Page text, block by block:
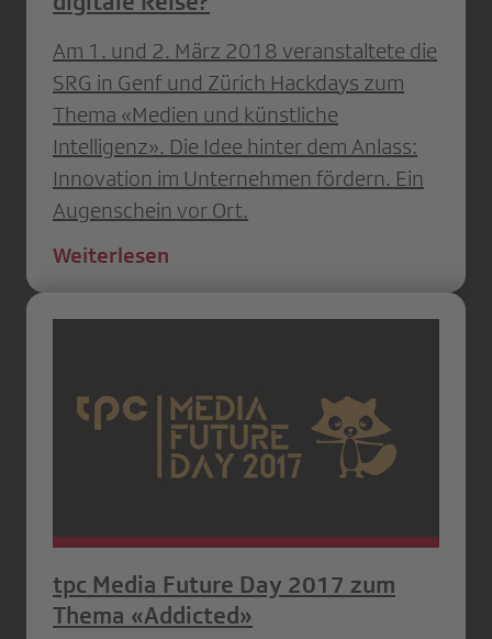
Am 1. und 2. März 2018 veranstaltete die
SRG in Genf und Zürich Hackdays zum
Thema «Medien und künstliche
Intelligenz». Die Idee hinter dem Anlass:
Innovation im Unternehmen fördern. Ein
Augenschein vor Ort.
Weiterlesen
tpc Media Future Day 2017 zum
Thema «Addicted»